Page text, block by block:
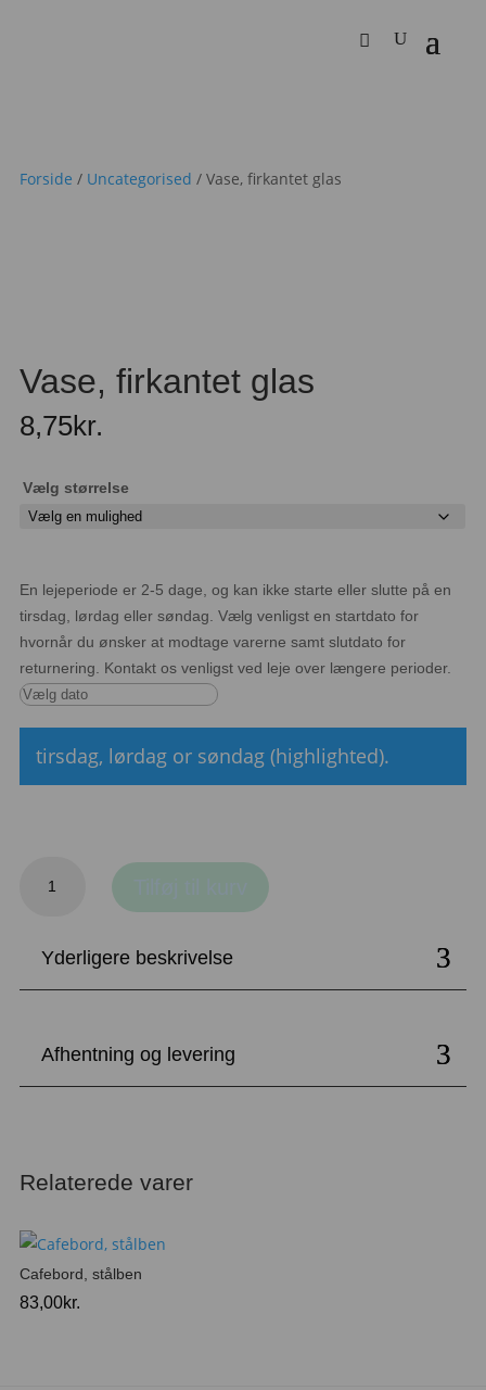
Forside / Uncategorised / Vase, firkantet glas
Vase, firkantet glas
8,75kr.
Vælg størrelse
En lejeperiode er 2-5 dage, og kan ikke starte eller slutte på en
tirsdag, lørdag eller søndag. Vælg venligst en startdato for
hvornår du ønsker at modtage varerne samt slutdato for
returnering. Kontakt os venligst ved leje over længere perioder.
tirsdag, lørdag or søndag (highlighted).
firkantet
Yderligere beskrivelse
Afhentning og levering
Relaterede varer
Cafebord, stålben
83,00kr.